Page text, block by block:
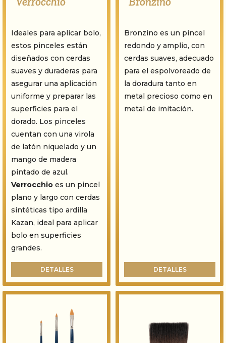
Ideales para aplicar bolo,
estos pinceles están
diseñados con cerdas
suaves y duraderas para
asegurar una aplicación
uniforme y preparar las
superficies para el
dorado. Los pinceles
cuentan con una virola
de latón niquelado y un
mango de madera
pintado de azul.
Verrocchio es un pincel
plano y largo con cerdas
sintéticas tipo ardilla
Kazan, ideal para aplicar
bolo en superficies
grandes.
DETALLES
Bronzino es un pincel
redondo y amplio, con
cerdas suaves, adecuado
para el espolvoreado de
la doradura tanto en
metal precioso como en
metal de imitación.
DETALLES